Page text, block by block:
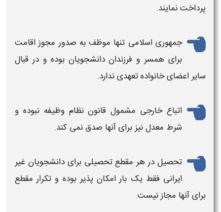
پرداخت نمایند.
جمهوری اسلامی تنها موظف به صدور مجوز اقامت
برای همسر و فرزندان دانشجویان بوده و در قبال
سایر اعضای خانواده تعهدی ندارد.
اتباع خارجی مشمول قانون نظام وظیفه نبوده و
شرط معدل نیز برای آنها صدق نمی کند.
تحصیل در هر مقطع تحصیلی برای دانشجویان غیر
ایرانی فقط یک بار امکان پذیر بوده و تکرار مقطع
برای آنها مجاز نیست.